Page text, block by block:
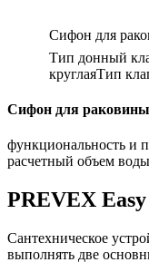
Сифон для
Тип донный
круглаяТип
Сифон для
функциональность и
расчетный объем
PREVEX
Сантехническое
выполнять две